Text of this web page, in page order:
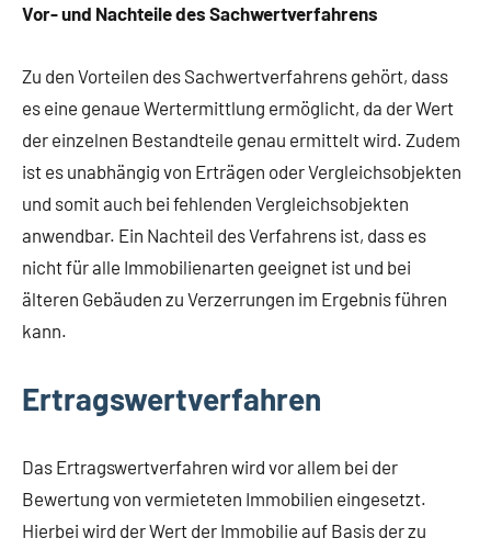
Vor- und Nachteile des Sachwertverfahrens
Zu den Vorteilen des Sachwertverfahrens gehört, dass
es eine genaue Wertermittlung ermöglicht, da der Wert
der einzelnen Bestandteile genau ermittelt wird. Zudem
ist es unabhängig von Erträgen oder Vergleichsobjekten
und somit auch bei fehlenden Vergleichsobjekten
anwendbar. Ein Nachteil des Verfahrens ist, dass es
nicht für alle Immobilienarten geeignet ist und bei
älteren Gebäuden zu Verzerrungen im Ergebnis führen
kann.
Ertragswertverfahren
Das Ertragswertverfahren wird vor allem bei der
Bewertung von vermieteten Immobilien eingesetzt.
Hierbei wird der Wert der Immobilie auf Basis der zu